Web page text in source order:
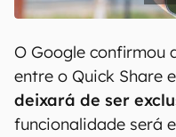
O Google confirmou
entre o Quick Share
deixará de ser
funcionalidade será